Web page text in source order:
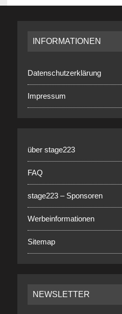
INFORMATIONEN
Datenschutzerklärung
Impressum
über stage223
FAQ
stage223 – Sponsoren
Werbeinformationen
Sitemap
NEWSLETTER